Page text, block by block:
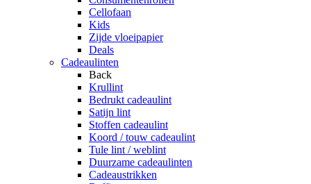
Cellofaan
Kids
Zijde vloeipapier
Deals
Cadeaulinten
Back
Krullint
Bedrukt cadeaulint
Satijn lint
Stoffen cadeaulint
Koord / touw cadeaulint
Tule lint / weblint
Duurzame cadeaulinten
Cadeaustrikken